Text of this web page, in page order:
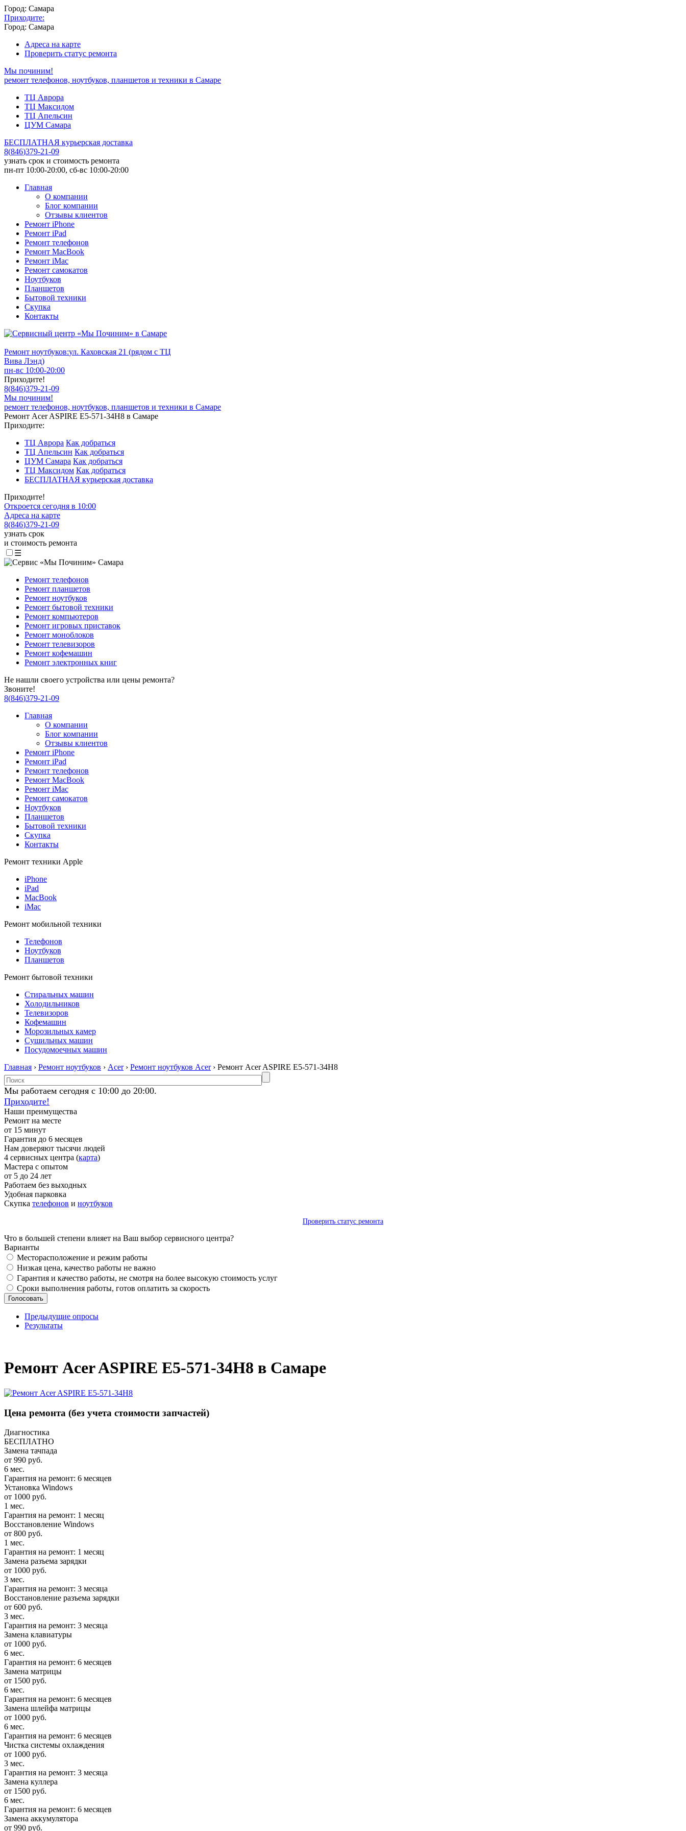
Город: Самара
Приходите:
Город: Самара
Адреса на карте
Проверить статус ремонта
Мы починим!
ремонт телефонов, ноутбуков, планшетов и техники в Самаре
ТЦ Аврора
ТЦ Максидом
ТЦ Апельсин
ЦУМ Самара
БЕСПЛАТНАЯ курьерская доставка
8(846)379-21-09
узнать срок и стоимость ремонта
пн-пт 10:00-20:00, сб-вс 10:00-20:00
Главная
О компании
Блог компании
Отзывы клиентов
Ремонт iPhone
Ремонт iPad
Ремонт телефонов
Ремонт MacBook
Ремонт iMac
Ремонт самокатов
Ноутбуков
Планшетов
Бытовой техники
Скупка
Контакты
Ремонт ноутбуков:ул. Каховская 21 (рядом с ТЦ
Вива Лэнд)
пн-вс 10:00-20:00
Приходите!
8(846)379-21-09
Мы починим!
ремонт телефонов, ноутбуков, планшетов и техники в Самаре
Ремонт Acer ASPIRE E5-571-34H8 в Самаре
Приходите:
ТЦ Аврора Как добраться
ТЦ Апельсин Как добраться
ЦУМ Самара Как добраться
ТЦ Максидом Как добраться
БЕСПЛАТНАЯ курьерская доставка
Приходите!
Откроется сегодня в 10:00
Адреса на карте
8(846)379-21-09
узнать срок
и стоимость ремонта
☰
Ремонт телефонов
Ремонт планшетов
Ремонт ноутбуков
Ремонт бытовой техники
Ремонт компьютеров
Ремонт игровых приставок
Ремонт моноблоков
Ремонт телевизоров
Ремонт кофемашин
Ремонт электронных книг
Не нашли своего устройства или цены ремонта?
Звоните!
8(846)379-21-09
Главная
О компании
Блог компании
Отзывы клиентов
Ремонт iPhone
Ремонт iPad
Ремонт телефонов
Ремонт MacBook
Ремонт iMac
Ремонт самокатов
Ноутбуков
Планшетов
Бытовой техники
Скупка
Контакты
Ремонт техники Apple
iPhone
iPad
MacBook
iMac
Ремонт мобильной техники
Телефонов
Ноутбуков
Планшетов
Ремонт бытовой техники
Стиральных машин
Холодильников
Телевизоров
Кофемашин
Морозильных камер
Сушильных машин
Посудомоечных машин
Главная › Ремонт ноутбуков › Acer› Ремонт ноутбуков Acer› Ремонт Acer ASPIRE E5-571-34H8
Мы работаем сегодня с 10:00 до 20:00.
Приходите!
Наши преимущества
Ремонт на месте
от 15 минут
Гарантия до 6 месяцев
Нам доверяют тысячи людей
4 сервисных центра (карта)
Мастера с опытом
от 5 до 24 лет
Работаем без выходных
Удобная парковка
Скупка телефонов и ноутбуков
Проверить статус ремонта
Что в большей степени влияет на Ваш выбор сервисного центра?
Варианты
Месторасположение и режим работы
Низкая цена, качество работы не важно
Гарантия и качество работы, не смотря на более высокую стоимость услуг
Сроки выполнения работы, готов оплатить за скорость
Предыдущие опросы
Результаты
Ремонт Acer ASPIRE E5-571-34H8 в Самаре
Цена ремонта (без учета стоимости запчастей)
Диагностика
БЕСПЛАТНО
Замена тачпада
от 990 руб.
6 мес.
Гарантия на ремонт: 6 месяцев
Установка Windows
от 1000 руб.
1 мес.
Гарантия на ремонт: 1 месяц
Восстановление Windows
от 800 руб.
1 мес.
Гарантия на ремонт: 1 месяц
Замена разъема зарядки
от 1000 руб.
3 мес.
Гарантия на ремонт: 3 месяца
Восстановление разъема зарядки
от 600 руб.
3 мес.
Гарантия на ремонт: 3 месяца
Замена клавиатуры
от 1000 руб.
6 мес.
Гарантия на ремонт: 6 месяцев
Замена матрицы
от 1500 руб.
6 мес.
Гарантия на ремонт: 6 месяцев
Замена шлейфа матрицы
от 1000 руб.
6 мес.
Гарантия на ремонт: 6 месяцев
Чистка системы охлаждения
от 1000 руб.
3 мес.
Гарантия на ремонт: 3 месяца
Замена куллера
от 1500 руб.
6 мес.
Гарантия на ремонт: 6 месяцев
Замена аккумулятора
от 990 руб.